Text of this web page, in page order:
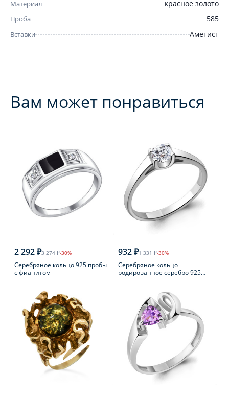
Материал красное золото
Проба 585
Вставки Аметист
Вам может понравиться
2 292 ₽3 274 ₽-30%
Серебряное кольцо 925 пробы
с фианитом
932 ₽1 331 ₽-30%
Серебряное кольцо
родированное серебро 925